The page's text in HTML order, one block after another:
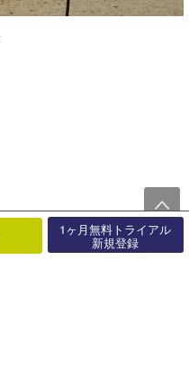
1ヶ月無料トライアル
新規登録